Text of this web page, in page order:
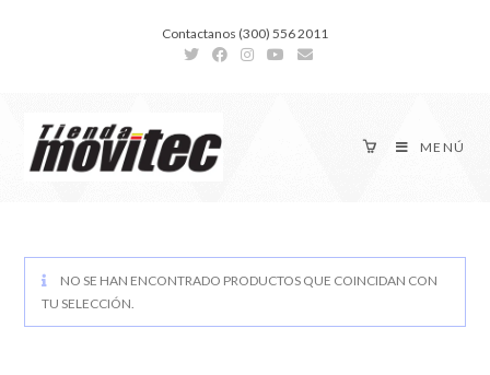
Contactanos (300) 556 2011
MENÚ
NO SE HAN ENCONTRADO PRODUCTOS QUE COINCIDAN CON
TU SELECCIÓN.